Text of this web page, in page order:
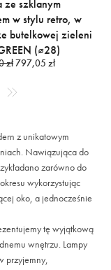
ze szklanym
w stylu retro, w
butelkowej zieleni
(⌀28)
zł797,05 zł
z unikatowym
Nawiązująca do
zarówno do
wykorzystując
oko, a jednocześnie
tę wyjątkową
wnętrzu. Lampy
przyjemny,